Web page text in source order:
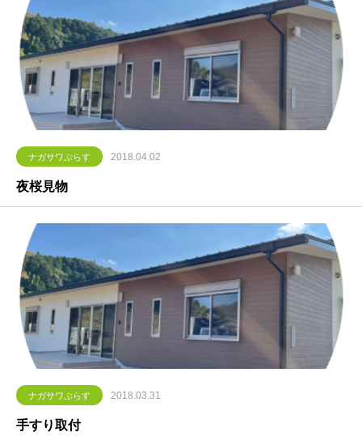
ナガサワぷらす 2018.04.02
夜桜見物
ナガサワぷらす 2018.03.31
手すり取付